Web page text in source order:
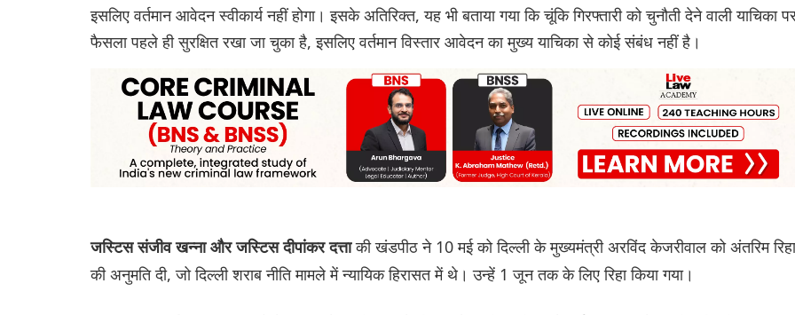
इसलिए वर्तमान आवेदन स्वीकार्य नहीं होगा। इसके अतिरिक्त, यह भी बताया गया कि चूंकि गिरफ्तारी को चुनौती देने वाली याचिका
फैसला पहले ही सुरक्षित रखा जा चुका है, इसलिए वर्तमान विस्तार आवेदन का मुख्य याचिका से कोई संबंध नहीं है।
जस्टिस संजीव खन्ना और जस्टिस दीपांकर दत्ताकी खंडपीठ ने 10 मई को दिल्ली के मुख्यमंत्री अरविंद केजरीवाल को अंतरिम
की अनुमति दी, जो दिल्ली शराब नीति मामले में न्यायिक हिरासत में थे। उन्हें 1 जून तक के लिए रिहा किया गया।